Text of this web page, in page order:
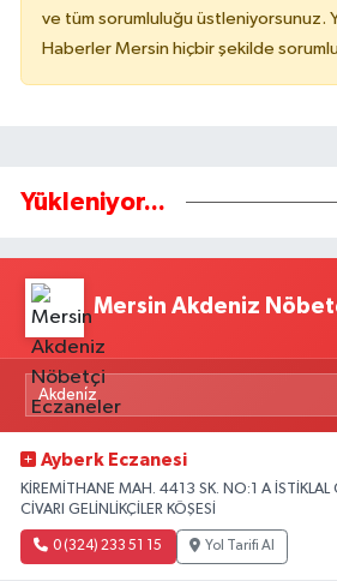
ve tüm sorumluluğu üstleniyorsunuz.
Haberler Mersin hiçbir şekilde
Yükleniyor...
Mersin Akdeniz
Ayberk Eczanesi
KİREMİTHANE MAH. 4413 SK. NO:1 A İSTİKLAL
CİVARI GELİNLİKÇİLER KÖŞESİ
0 (324) 233 51 15 Yol Tarifi Al